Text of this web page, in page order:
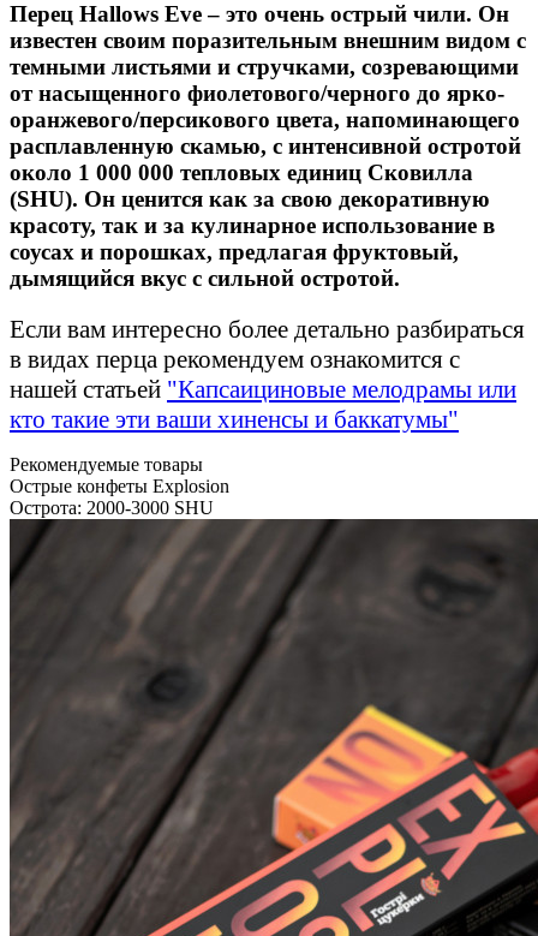
Перец Hallows Eve – это очень острый чили. Он
известен своим поразительным внешним видом с
темными листьями и стручками, созревающими
от насыщенного фиолетового/черного до ярко-
оранжевого/персикового цвета, напоминающего
расплавленную скамью, с интенсивной остротой
около 1 000 000 тепловых единиц Сковилла
(SHU). Он ценится как за свою декоративную
красоту, так и за кулинарное использование в
соусах и порошках, предлагая фруктовый,
дымящийся вкус с сильной остротой.
Если вам интересно более детально разбираться
в видах перца рекомендуем ознакомится с
нашей статьей "Капсаициновые мелодрамы или
кто такие эти ваши хиненсы и баккатумы"
Рекомендуемые товары
Острые конфеты Explosion
Острота: 2000-3000 SHU